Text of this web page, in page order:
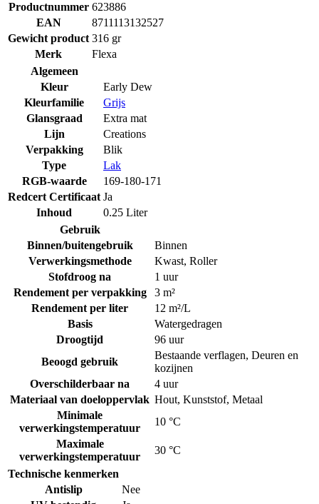
Productnummer 623886
EAN
8711113132527
Gewicht product 316 gr
Merk
Flexa
Algemeen
Kleur
Early Dew
Kleurfamilie
Grijs
Glansgraad
Extra mat
Lijn
Creations
Verpakking
Blik
Type
Lak
RGB-waarde
169-180-171
Redcert Certificaat Ja
Inhoud
0.25 Liter
Gebruik
Binnen/buitengebruik
Binnen
Verwerkingsmethode
Kwast, Roller
Stofdroog na
1 uur
Rendement per verpakking
3 m²
Rendement per liter
12 m²/L
Basis
Watergedragen
Droogtijd
96 uur
Beoogd gebruik
Bestaande verflagen, Deuren en
kozijnen
Overschilderbaar na
4 uur
Materiaal van doeloppervlak Hout, Kunststof, Metaal
Minimale
verwerkingstemperatuur
10 °C
Maximale
verwerkingstemperatuur
30 °C
Technische kenmerken
Antislip
Nee